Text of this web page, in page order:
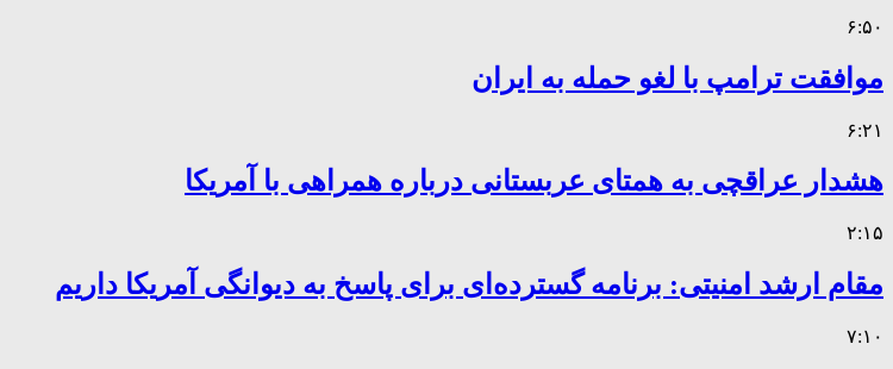
۶:۵۰
موافقت ترامپ با لغو حمله به ایران
۶:۲۱
هشدار عراقچی به همتای عربستانی درباره همراهی با آمریکا
۲:۱۵
مقام ارشد امنیتی: برنامه گسترده‌ای برای پاسخ به دیوانگی آمریکا داریم
۷:۱۰